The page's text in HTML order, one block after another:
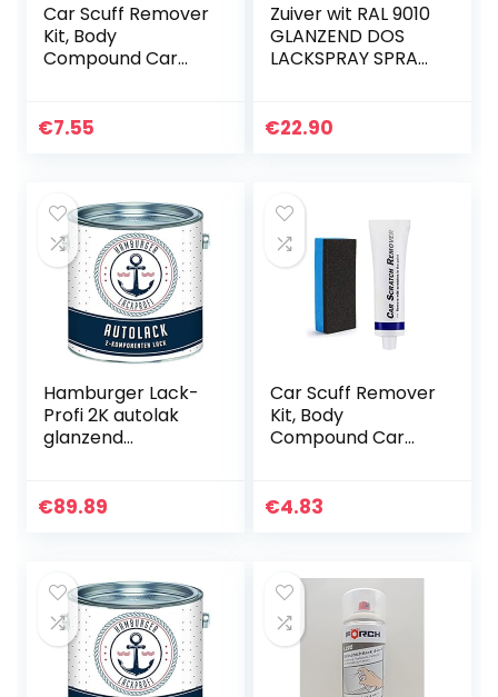
Car Scuff Remover
Kit, Body
Compound Car
Car Scratch
€7.55
Zuiver wit RAL 9010
GLANZEND DOS
LACKSPRAY SPRAY
€22.90
Hamburger Lack-
Profi 2K autolak
glanzend
toplak – zeer
€89.89
Car Scuff Remover
Kit, Body
Compound Car
Car Scratch
€4.83